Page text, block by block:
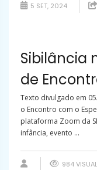
5 SET, 2024
Sibilância
de
Texto divulgado em
o Encontro com o
plataforma Zoom da
infância, evento ...
984